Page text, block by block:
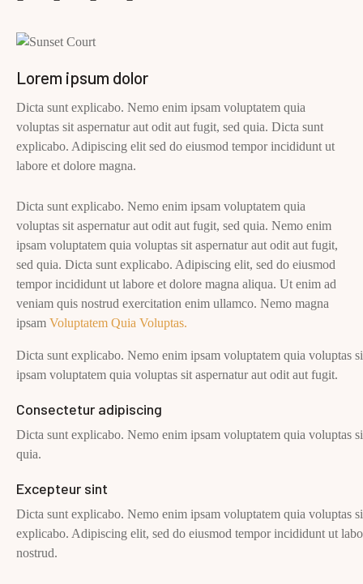
Lorem ipsum dolor
Dicta sunt explicabo. Nemo enim ipsam voluptatem quia
voluptas sit aspernatur aut odit aut fugit, sed quia. Dicta sunt
explicabo. Adipiscing elit sed do eiusmod tempor incididunt ut
labore et dolore magna.
Dicta sunt explicabo. Nemo enim ipsam voluptatem quia
voluptas sit aspernatur aut odit aut fugit, sed quia. Nemo enim
ipsam voluptatem quia voluptas sit aspernatur aut odit aut fugit,
sed quia. Dicta sunt explicabo. Adipiscing elit, sed do eiusmod
tempor incididunt ut labore et dolore magna aliqua. Ut enim ad
veniam quis nostrud exercitation enim ullamco. Nemo magna
ipsam Voluptatem Quia Voluptas.
Dicta sunt explicabo. Nemo enim ipsam voluptatem quia voluptas
ipsam voluptatem quia voluptas sit aspernatur aut odit aut fugit.
Consectetur adipiscing
Dicta sunt explicabo. Nemo enim ipsam voluptatem quia voluptas
quia.
Excepteur sint
Dicta sunt explicabo. Nemo enim ipsam voluptatem quia voluptas
explicabo. Adipiscing elit, sed do eiusmod tempor incididunt ut
nostrud.